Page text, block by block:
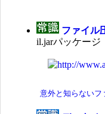
ファイル
il.jarパッケージ
意外と知らない